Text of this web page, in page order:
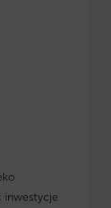
inwestycje